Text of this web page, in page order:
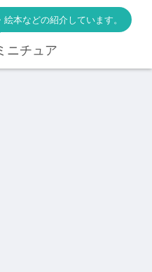
本などの紹介しています。
ニチュア